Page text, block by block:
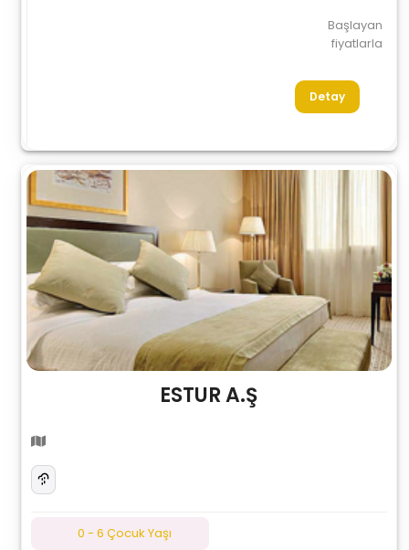
Başlayan
fiyatlarla
Detay
ESTUR A.Ş
0 - 6 Çocuk Yaşı